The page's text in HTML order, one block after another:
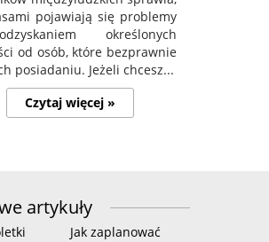
pojawiają się problemy
określonych
od osób, które bezprawnie
posiadaniu. Jeżeli chcesz...
Czytaj więcej »
artykuły
Jak zaplanować